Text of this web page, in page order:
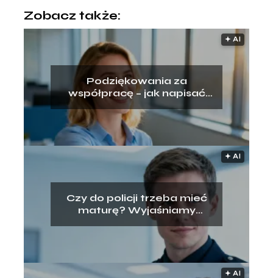
Zobacz także:
🟅 AI
Podziękowania za
współpracę – jak napisać
przy odejściu z pracy?
🟅 AI
Czy do policji trzeba mieć
maturę? Wyjaśniamy
wymogi rekrutacji
🟅 AI